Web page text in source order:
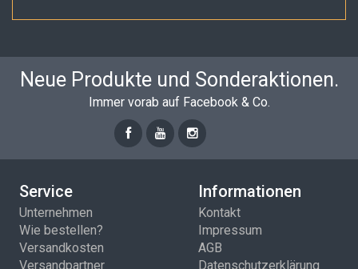
Neue Produkte und Sonderaktionen.
Immer vorab auf Facebook & Co.
Service
Unternehmen
Wie bestellen?
Versandkosten
Versandpartner
Informationen
Kontakt
Impressum
AGB
Datenschutzerklärung